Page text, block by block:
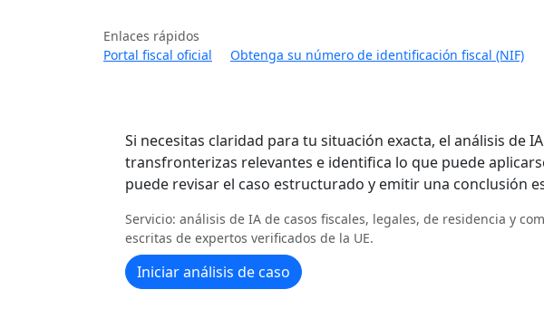
Enlaces rápidos
Portal fiscal oficial
Obtenga su número de identificación fiscal (NIF)
Si necesitas claridad para tu situación exacta, el análisis de
transfronterizas relevantes e identifica lo que puede
puede revisar el caso estructurado y emitir una conclusión
Servicio: análisis de IA de casos fiscales, legales, de residencia y
escritas de expertos verificados de la UE.
Iniciar análisis de caso